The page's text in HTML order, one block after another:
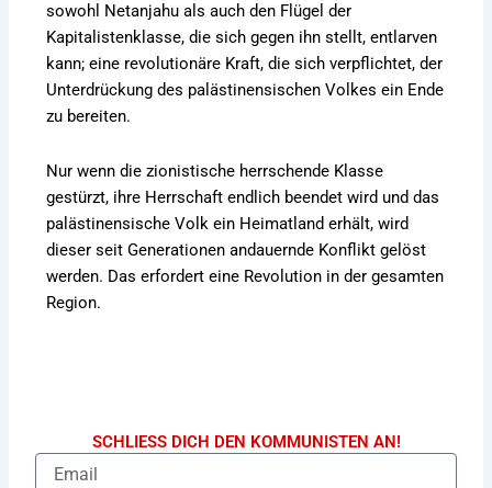
sowohl Netanjahu als auch den Flügel der
Kapitalistenklasse, die sich gegen ihn stellt, entlarven
kann; eine revolutionäre Kraft, die sich verpflichtet, der
Unterdrückung des palästinensischen Volkes ein Ende
zu bereiten.
Nur wenn die zionistische herrschende Klasse
gestürzt, ihre Herrschaft endlich beendet wird und das
palästinensische Volk ein Heimatland erhält, wird
dieser seit Generationen andauernde Konflikt gelöst
werden. Das erfordert eine Revolution in der gesamten
Region.
SCHLIESS DICH DEN KOMMUNISTEN AN!